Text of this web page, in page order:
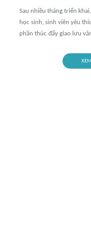
Sau nhiều tháng triển
học sinh, sinh viên yêu
phần thúc đẩy giao lưu